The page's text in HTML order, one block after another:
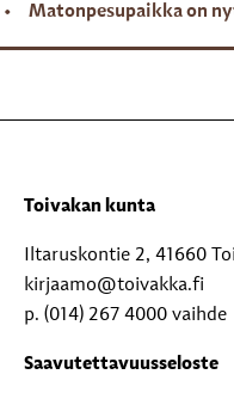
Matonpesupaikka on
Toivakan kunta
Iltaruskontie 2, 41660
kirjaamo@toivakka.fi
p. (014) 267 4000 vaihde
Saavutettavuusseloste